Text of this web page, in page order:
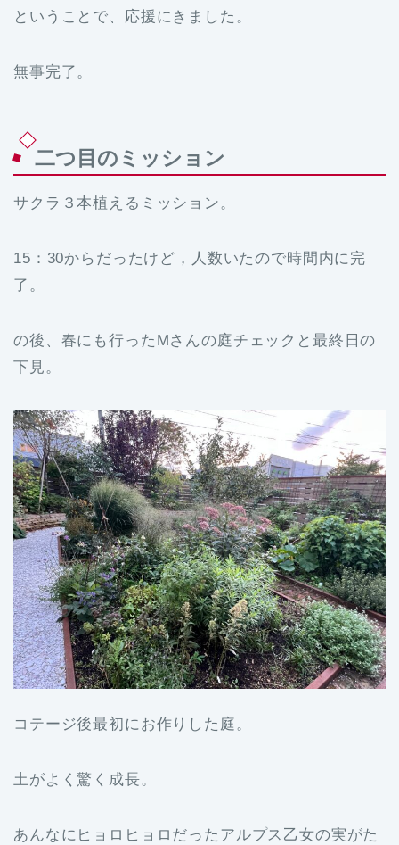
ということで、応援にきました。
無事完了。
二つ目のミッション
サクラ３本植えるミッション。
15：30からだったけど，人数いたので時間内に完
了。
の後、春にも行ったMさんの庭チェックと最終日の
下見。
コテージ後最初にお作りした庭。
土がよく驚く成長。
あんなにヒョロヒョロだったアルプス乙女の実がた